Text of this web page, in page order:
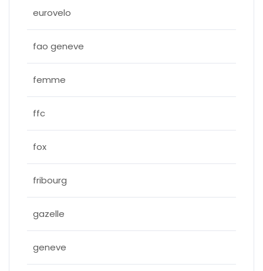
eurovelo
fao geneve
femme
ffc
fox
fribourg
gazelle
geneve